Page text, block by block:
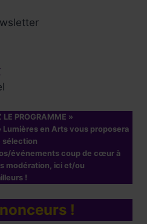
LE PROGRAMME »
Lumières en Arts vous proposera
sélection
événements coup de cœur à
modération, ici et/ou
!
!